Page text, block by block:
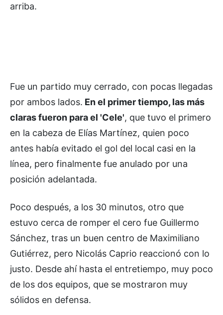
arriba.
Fue un partido muy cerrado, con pocas llegadas
por ambos lados. En el primer tiempo, las más
claras fueron para el 'Cele', que tuvo el primero
en la cabeza de Elías Martínez, quien poco
antes había evitado el gol del local casi en la
línea, pero finalmente fue anulado por una
posición adelantada.
Poco después, a los 30 minutos, otro que
estuvo cerca de romper el cero fue Guillermo
Sánchez, tras un buen centro de Maximiliano
Gutiérrez, pero Nicolás Caprio reaccionó con lo
justo. Desde ahí hasta el entretiempo, muy poco
de los dos equipos, que se mostraron muy
sólidos en defensa.